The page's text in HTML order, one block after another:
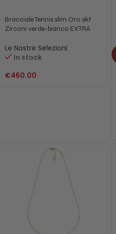
Bracciale Tennis slim Oro 9kt
Zirconi verde-bianco EXTRA
Le Nostre Selezioni
In stock
€460.00